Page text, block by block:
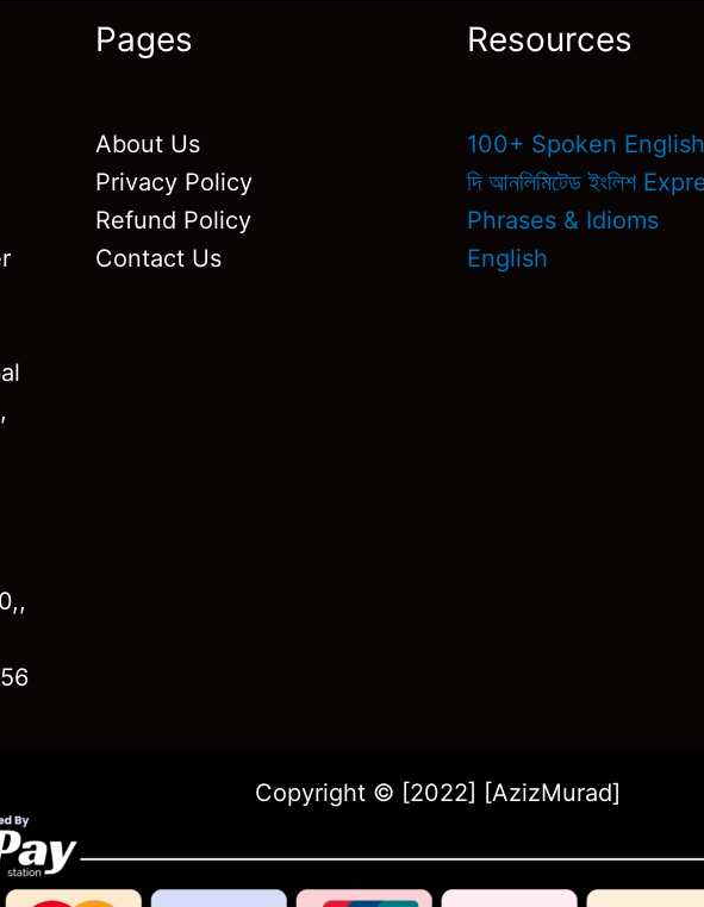
Pages
About Us
Privacy Policy
Refund Policy
Contact Us
Resources
100+ Spoken English
দি আনলিমিটেড ইংলিশ
Phrases & Idioms
English
Copyright © [2022] [AzizMurad]